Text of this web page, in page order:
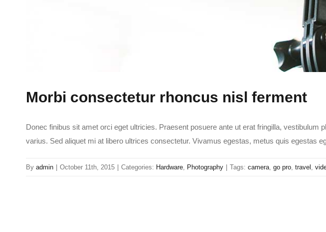
Morbi consectetur rhoncus nisl ferment
Donec finibus sit amet orci eget ultricies. Praesent posuere ante ut erat fringilla,
varius. Sed aliquet mi at libero ultrices consectetur. Vivamus egestas, metus quis egestas
By admin October 11th, 2015 Categories: Hardware, Photography Tags: camera, go pro, travel ,